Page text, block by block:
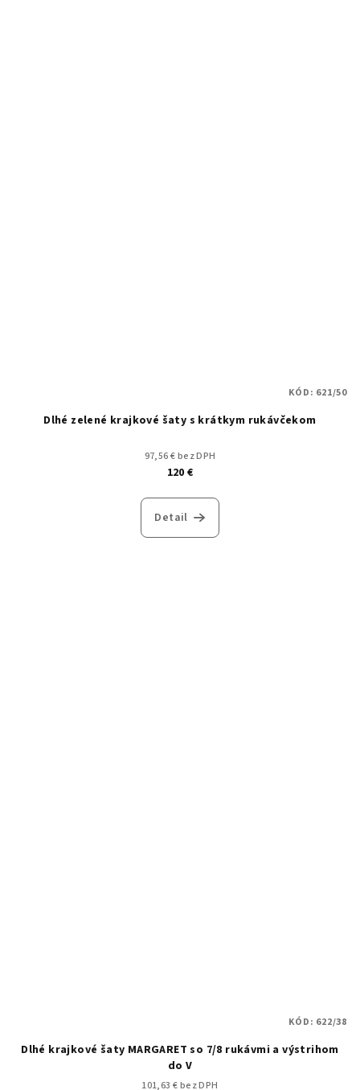
Dlhé zelené krajkové šaty s krátkym rukávčekom
97,56 € bez DPH
120 €
Detail
KÓD: 621/50
Dlhé krajkové šaty MARGARET so 7/8 rukávmi a výstrihom
do V
101,63 € bez DPH
KÓD: 622/38